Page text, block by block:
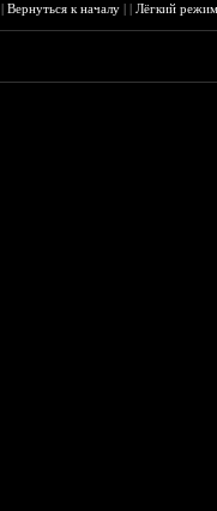
|Вернуться к началу ||Лёгкий